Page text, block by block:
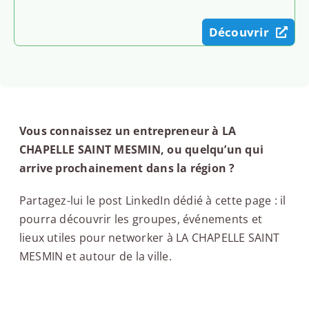
Découvrir
Vous connaissez un entrepreneur à LA
CHAPELLE SAINT MESMIN, ou quelqu’un qui
arrive prochainement dans la région ?
Partagez-lui le post LinkedIn dédié à cette page : il
pourra découvrir les groupes, événements et
lieux utiles pour networker à LA CHAPELLE SAINT
MESMIN et autour de la ville.